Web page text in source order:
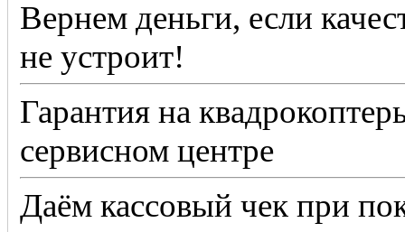
Вернем деньги, если
не устроит!
Гарантия на
сервисном центре
Даём кассовый чек при